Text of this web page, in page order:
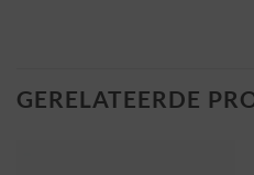
GERELATEERDE